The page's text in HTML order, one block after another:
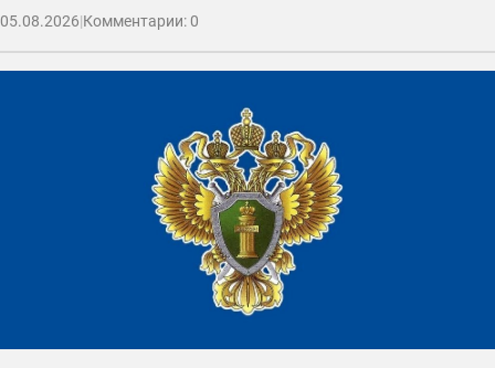
05.08.2026|Комментарии: 0